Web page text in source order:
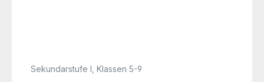
Sekundarstufe I, Klassen 5-9